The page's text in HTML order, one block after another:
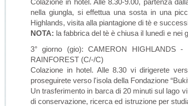
Colazione in hotel. Alle 8.30-9.00, partenza
nella giungla, si effettua una sosta in una
Highlands, visita alla piantagione di tè e
NOTA: la fabbrica del tè è chiusa il lunedì e
3° giorno (gio): CAMERON HIGHLANDS
RAINFOREST (C/-/C)
Colazione in hotel. Alle 8.30 vi dirigerete
proseguirete verso l'isola della Fondazione
Un trasferimento in barca di 20 minuti sul lago
di conservazione, ricerca ed istruzione per